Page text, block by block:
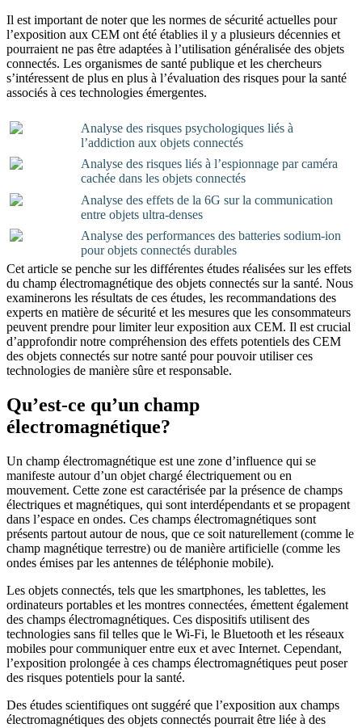
Il est important de noter que les normes de sécurité actuelles pour
l’exposition aux CEM ont été établies il y a plusieurs décennies et
pourraient ne pas être adaptées à l’utilisation généralisée des objets
connectés. Les organismes de santé publique et les chercheurs
s’intéressent de plus en plus à l’évaluation des risques pour la santé
associés à ces technologies émergentes.
Analyse des risques psychologiques liés à
l’addiction aux objets connectés
Analyse des risques liés à l’espionnage par caméra
cachée dans les objets connectés
Analyse des effets de la 6G sur la communication
entre objets ultra-denses
Analyse des performances des batteries sodium-ion
pour objets connectés durables
Cet article se penche sur les différentes études réalisées sur les effets
du champ électromagnétique des objets connectés sur la santé. Nous
examinerons les résultats de ces études, les recommandations des
experts en matière de sécurité et les mesures que les consommateurs
peuvent prendre pour limiter leur exposition aux CEM. Il est crucial
d’approfondir notre compréhension des effets potentiels des CEM
des objets connectés sur notre santé pour pouvoir utiliser ces
technologies de manière sûre et responsable.
Qu’est-ce qu’un champ
électromagnétique?
Un champ électromagnétique est une zone d’influence qui se
manifeste autour d’un objet chargé électriquement ou en
mouvement. Cette zone est caractérisée par la présence de champs
électriques et magnétiques, qui sont interdépendants et se propagent
dans l’espace en ondes. Ces champs électromagnétiques sont
présents partout autour de nous, que ce soit naturellement (comme le
champ magnétique terrestre) ou de manière artificielle (comme les
ondes émises par les antennes de téléphonie mobile).
Les objets connectés, tels que les smartphones, les tablettes, les
ordinateurs portables et les montres connectées, émettent également
des champs électromagnétiques. Ces dispositifs utilisent des
technologies sans fil telles que le Wi-Fi, le Bluetooth et les réseaux
mobiles pour communiquer entre eux et avec Internet. Cependant,
l’exposition prolongée à ces champs électromagnétiques peut poser
des risques potentiels pour la santé.
Des études scientifiques ont suggéré que l’exposition aux champs
électromagnétiques des objets connectés pourrait être liée à des